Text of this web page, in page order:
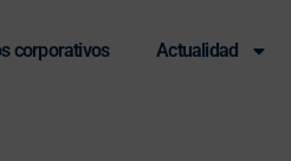
corporativos Actualidad